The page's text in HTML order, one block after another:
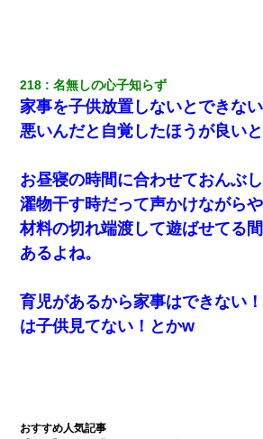
わい(42)渋谷の夜のサービスで19の女の子
ｗｗｗｗｗｗｗｗ
【衝撃】女友達から行為中に告白されてOK
妻「ずっと好きだった人と一緒になりたい
い」→離婚後、娘と実家で生活してると…
とか知らなかった…
俺「初対面でなに言ったか覚えてる？」嫁
していて…』私「！？」→ 翌日。ママ友た
218 名無しの心子知らず
家事を子供放置しないとできな
悪いんだと自覚したほうが良いと
お昼寝の時間に合わせておんぶ
濯物干す時だって声かけながら
材料の切れ端渡して遊ばせてる
あるよね。
育児があるから家事はできない
は子供見てない！とかw